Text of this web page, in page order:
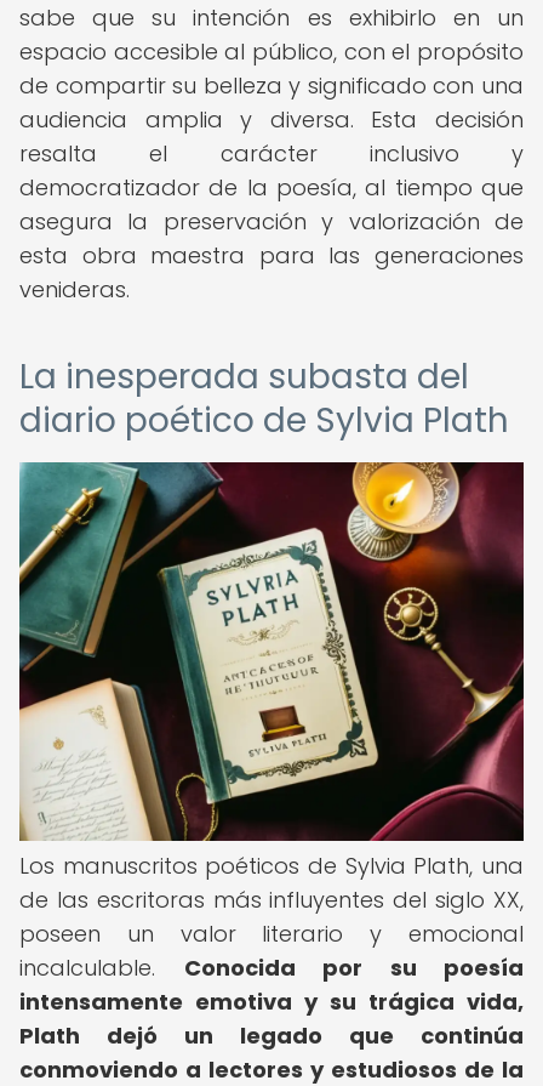
sabe que su intención es exhibirlo en un
espacio accesible al público, con el propósito
de compartir su belleza y significado con una
audiencia amplia y diversa. Esta decisión
resalta el carácter inclusivo y
democratizador de la poesía, al tiempo que
asegura la preservación y valorización de
esta obra maestra para las generaciones
venideras.
La inesperada subasta del
diario poético de Sylvia Plath
Los manuscritos poéticos de Sylvia Plath, una
de las escritoras más influyentes del siglo XX,
poseen un valor literario y emocional
incalculable. Conocida por su poesía
intensamente emotiva y su trágica vida,
Plath dejó un legado que continúa
conmoviendo a lectores y estudiosos de la